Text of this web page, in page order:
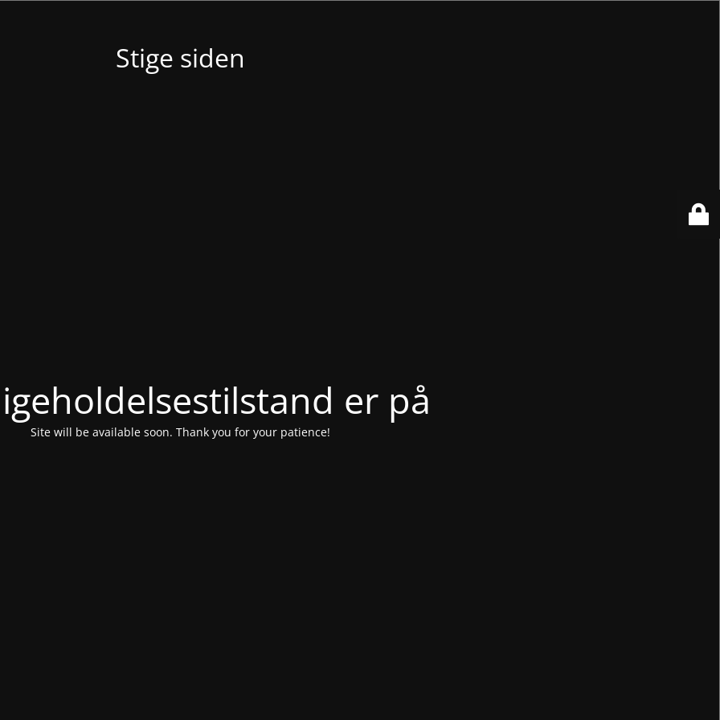
Stige siden
er på
Site will be available soon. Thank you for your patience!